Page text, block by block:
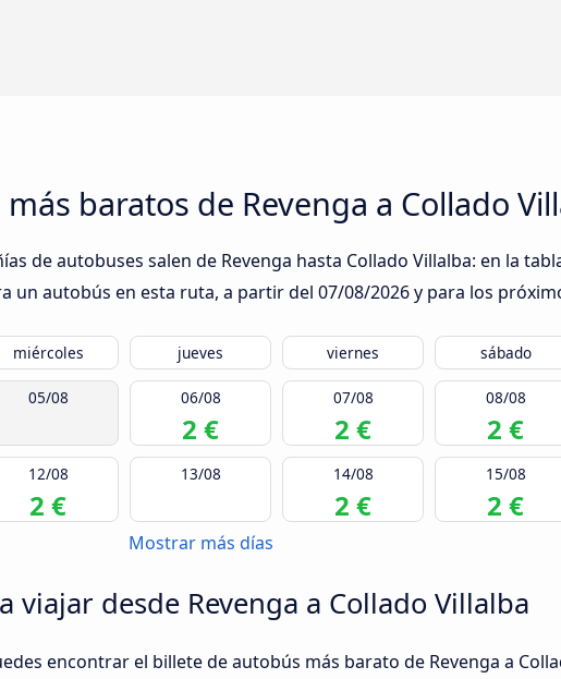
baratos de Revenga a Collado
de autobuses salen de Revenga hasta Collado Villalba: en la
un autobús en esta ruta, a partir del 07/08/2026y para los
miércoles jueves viernes sábado
05/08 06/08
2 €
07/08
2 €
08/08
2 €
12/08
2 €
13/08 14/08
2 €
15/08
2 €
Mostrar más días
viajar desde Revenga a Collado Villalba
encontrar el billete de autobús más barato de Revenga a